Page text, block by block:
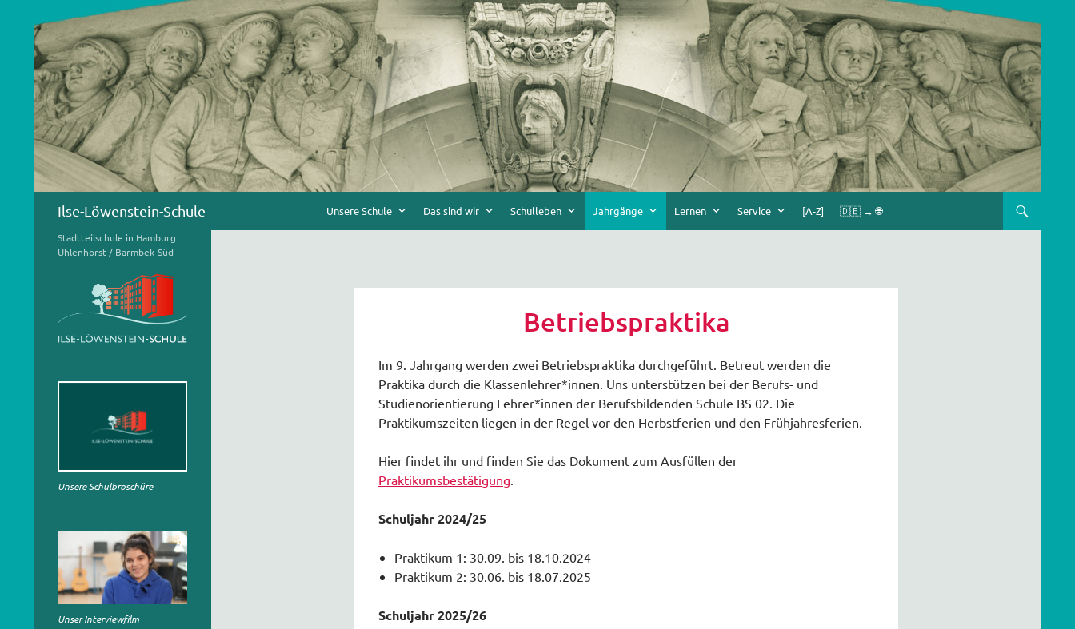
springen
Ilse-Löwenstein-Schule Unsere Schule Das sind wir Schulleben Jahrgänge Lernen Service [A-Z] 🇩🇪 → 🌐
Betriebspraktika
Im 9. Jahrgang werden zwei Betriebspraktika durchgeführt. Betreut werden die
Praktika durch die Klassenlehrer*innen. Uns unterstützen bei der Berufs- und
Studienorientierung Lehrer*innen der Berufsbildenden Schule BS 02. Die
Praktikumszeiten liegen in der Regel vor den Herbstferien und den Frühjahresferien.
Hier findet ihr und finden Sie das Dokument zum Ausfüllen der
Praktikumsbestätigung.
Schuljahr 2024/25
Praktikum 1: 30.09. bis 18.10.2024
Praktikum 2: 30.06. bis 18.07.2025
Schuljahr 2025/26
Stadtteilschule in Hamburg
Uhlenhorst / Barmbek-Süd
Unsere Schulbroschüre
Unser Interviewfilm